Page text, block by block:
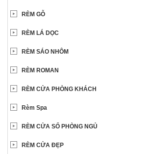
RÈM GỖ
RÈM LÁ DỌC
RÈM SÁO NHÔM
RÈM ROMAN
RÈM CỬA PHÒNG KHÁCH
Rèm Spa
RÈM CỬA SỔ PHÒNG NGỦ
RÈM CỬA ĐẸP